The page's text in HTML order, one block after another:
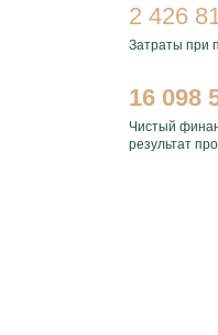
2 426
Затраты при
16 098
Чистый
результат